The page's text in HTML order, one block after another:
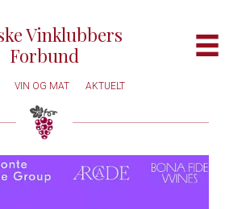
Vinklubbers
Forbund
VIN OG MAT AKTUELT